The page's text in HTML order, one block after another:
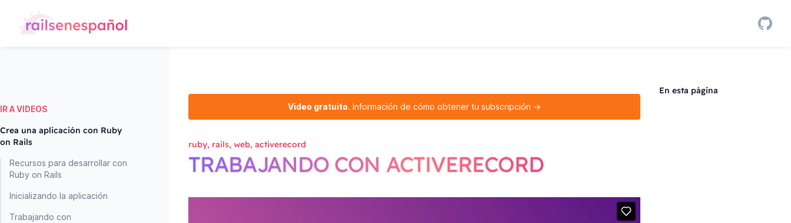
IR A VIDEOS
Crea una aplicación con Ruby
on Rails
Recursos para desarrollar con
Ruby on Rails
Inicializando la aplicación
Trabajando con
Video gratuito. Información de cómo obtener tu subscripción →
ruby, rails, web, activerecord
TRABAJANDO CON ACTIVERECORD
En esta página